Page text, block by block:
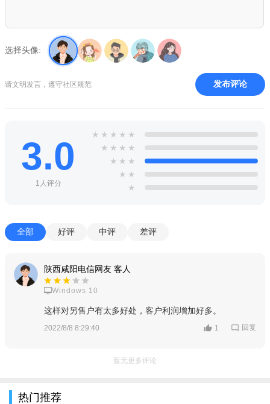
进行进销存管理，以及对自家经营数据的分析；另外：烟草公司
服务端，及时的了解市场上卷烟销售行情。
网上订货，可以实现零售终端订货，还可以申请网上配货，
提供专业的进销存管理工具为客户使用，这样便于提升零售
户的经营管理水平。
以烟草卷烟价格信息作为基准，从而保障零售户的卷烟销售
为客户提供专业的进销存管理，以及详细的经营数据分析功
商品订购平台、网上营销平台等信息化系统，实现有效对接！
徽映网上订烟手机版相关新闻
随着网上订货软件的兴起,批发的价格已经赤裸裸地摆在了消
费者的眼前,受到直接冲击的就是线下实体批发商了,下游销货流转
小编推荐同类软件
选择头像:
请文明发言，遵守社区规范 发布评论
3.0
1人评分
★ ★ ★ ★ ★
★ ★ ★ ★
★ ★ ★
★ ★
★
全部 好评 中评 差评
陕西咸阳电信网友 客人
Windows 10
这样对另售户有太多好处，客户利润增加好多。
2022/8/8 8:29:40 1 回复
暂无更多评论
热门推荐